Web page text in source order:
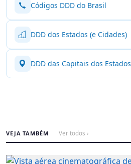
Códigos DDD do Brasil
DDD dos Estados (e Cidades)
DDD das Capitais dos Estados
VEJA TAMBÉM Ver todos ›